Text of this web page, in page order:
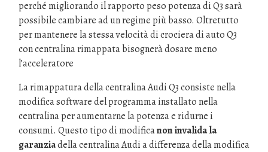
perché migliorando il rapporto peso potenza di Q3 sarà
possibile cambiare ad un regime più basso. Oltretutto
per mantenere la stessa velocità di crociera di auto Q3
con centralina rimappata bisognerà dosare meno
l’acceleratore
La rimappatura della centralina Audi Q3 consiste nella
modifica software del programma installato nella
centralina per aumentarne la potenza e ridurne i
consumi. Questo tipo di modificanon invalida la
garanziadella centralina Audi a differenza della modifica